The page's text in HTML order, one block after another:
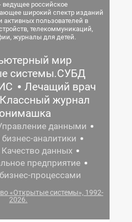
российское
широкий спектр изданий
активных пользователей в
телекоммуникаций,
журналы для детей.
мир
системы.СУБД
Лечащий врач
Классный журнал
данными
аналитики
Качество данных
предприятие
процессами
«Открытые системы», 1992-
2026.